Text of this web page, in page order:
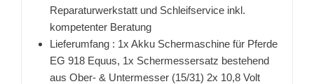
Reparaturwerkstatt und Schleifservice inkl.
kompetenter Beratung
Lieferumfang : 1x Akku Schermaschine für Pferde
EG 918 Equus, 1x Schermessersatz bestehend
aus Ober- & Untermesser (15/31) 2x 10,8 Volt